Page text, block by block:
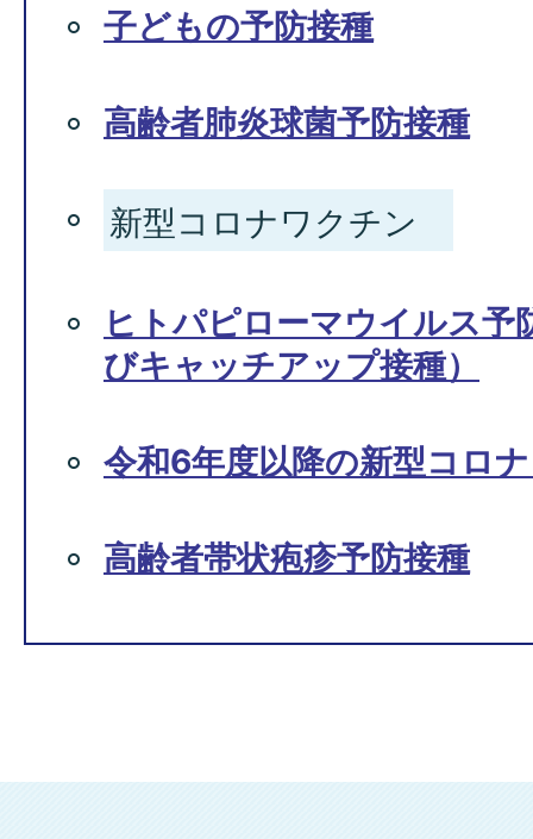
子どもの予防接種
高齢者肺炎球菌予防接種
新型コロナワクチン
ヒトパピローマウイルス予
びキャッチアップ接種）
令和6年度以降の新型コロ
高齢者帯状疱疹予防接種